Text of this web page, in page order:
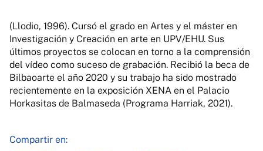
(Llodio, 1996). Cursó el grado en Artes y el máster en
Investigación y Creación en arte en UPV/EHU. Sus
últimos proyectos se colocan en torno a la comprensión
del vídeo como suceso de grabación. Recibió la beca de
Bilbaoarte el año 2020 y su trabajo ha sido mostrado
recientemente en la exposición XENA en el Palacio
Horkasitas de Balmaseda (Programa Harriak, 2021).
Compartir en: